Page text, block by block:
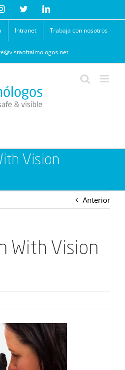
InstagramTwitterLinkedIn
Intranet Trabaja con nosotros
Vision
Anterior
With Vision